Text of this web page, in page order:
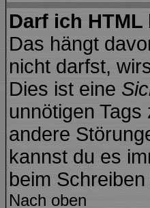
Darf ich
Das hängt
nicht darfst,
Dies ist eine
unnötigen
andere
kannst du es
beim
Nach oben